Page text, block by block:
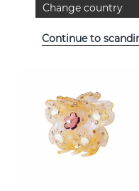
Change country
Continue to